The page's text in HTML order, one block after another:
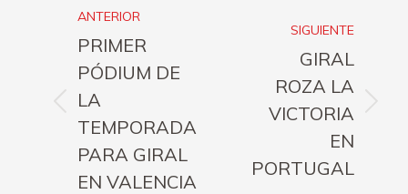
entre
publicaciones
ANTERIOR
Publicación
anterior:
PRIMER
PÓDIUM DE
LA
TEMPORADA
PARA GIRAL
EN VALENCIA
SIGUIENTE
Publicación
GIRAL
ROZA LA
VICTORIA
EN
PORTUGAL